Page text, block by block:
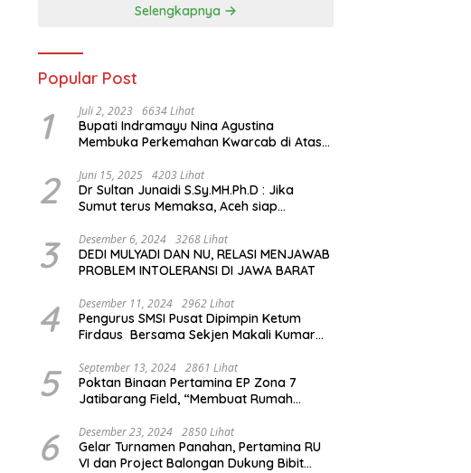
Sejarah Chiang Kai-Selengkapnya
Popular Post
1 Juli 2, 2023 6634 Lihat
Bupati Indramayu Nina Agustina
Membuka Perkemahan Kwarcab di Atas
2 Juni 15, 2025 4203 Lihat
Dr Sultan Junaidi S.Sy.MH.Ph.D : Jika
Sumut terus Memaksa, Aceh siap
Internasional
3 Desember 6, 2024 3268 Lihat
DEDI MULYADI DAN NU, RELASI MENJAWAB
PROBLEM INTOLERANSI DI JAWA BARAT
4 Desember 11, 2024 2962 Lihat
Pengurus SMSI Pusat Dipimpin Ketum
Firdaus Bersama Sekjen Makali Kumar
Yusuf
5 September 13, 2024 2861 Lihat
Poktan Binaan Pertamina EP Zona 7
Jatibarang Field, “Membuat Rumah
Tikus
6 Desember 23, 2024 2850 Lihat
Gelar Turnamen Panahan, Pertamina RU
VI dan Project Balongan Dukung Bibit